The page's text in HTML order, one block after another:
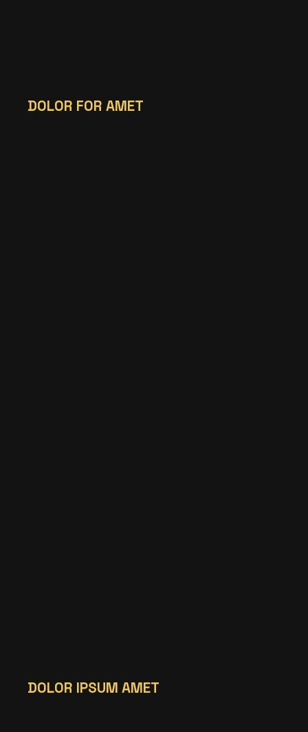
DOLOR FOR AMET
DOLOR IPSUM AMET